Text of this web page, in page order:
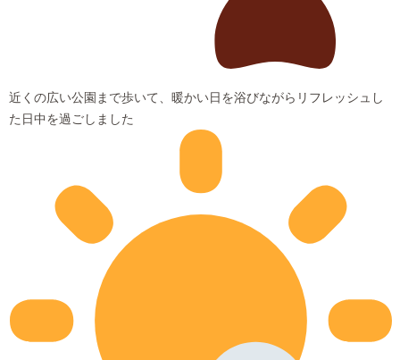
近くの広い公園まで歩いて、暖かい日を浴びながらリフレッシュし
た日中を過ごしました